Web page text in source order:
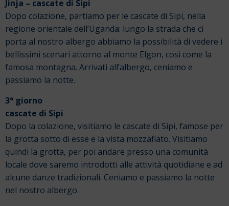
Jinja – cascate di Sipi
Dopo colazione, partiamo per le cascate di Sipi, nella
regione orientale dell’Uganda: lungo la strada che ci
porta al nostro albergo abbiamo la possibilità di vedere i
bellissimi scenari attorno al monte Elgon, così come la
famosa montagna. Arrivati all’albergo, ceniamo e
passiamo la notte.
3° giorno
cascate di Sipi
Dopo la colazione, visitiamo le cascate di Sipi, famose per
la grotta sotto di esse e la vista mozzafiato. Visitiamo
quindi la grotta, per poi andare presso una comunità
locale dove saremo introdotti alle attività quotidiane e ad
alcune danze tradizionali. Ceniamo e passiamo la notte
nel nostro albergo.